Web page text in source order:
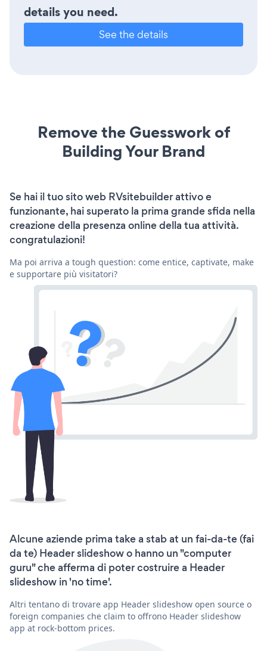
details you need.
See the details
Remove the Guesswork of
Building Your Brand
Se hai il tuo sito web RVsitebuilder attivo e
funzionante, hai superato la prima grande sfida nella
creazione della presenza online della tua attività.
congratulazioni!
Ma poi arriva a tough question: come entice, captivate, make
e supportare più visitatori?
Alcune aziende prima take a stab at un fai-da-te (fai
da te) Header slideshow o hanno un "computer
guru" che afferma di poter costruire a Header
slideshow in 'no time'.
Altri tentano di trovare app Header slideshow open source o
foreign companies che claim to offrono Header slideshow
app at rock-bottom prices.